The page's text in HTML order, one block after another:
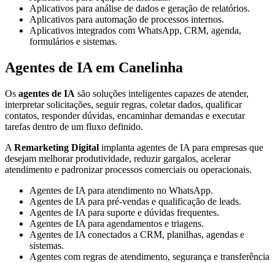
Aplicativos para análise de dados e geração de relatórios.
Aplicativos para automação de processos internos.
Aplicativos integrados com WhatsApp, CRM, agenda,
formulários e sistemas.
Agentes de IA em Canelinha
Os agentes de IA são soluções inteligentes capazes de atender,
interpretar solicitações, seguir regras, coletar dados, qualificar
contatos, responder dúvidas, encaminhar demandas e executar
tarefas dentro de um fluxo definido.
A Remarketing Digital implanta agentes de IA para empresas que
desejam melhorar produtividade, reduzir gargalos, acelerar
atendimento e padronizar processos comerciais ou operacionais.
Agentes de IA para atendimento no WhatsApp.
Agentes de IA para pré-vendas e qualificação de leads.
Agentes de IA para suporte e dúvidas frequentes.
Agentes de IA para agendamentos e triagens.
Agentes de IA conectados a CRM, planilhas, agendas e
sistemas.
Agentes com regras de atendimento, segurança e transferência